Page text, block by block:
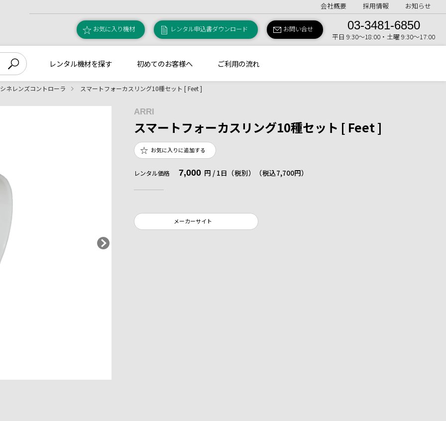
会社概要 採用情報 お知らせ
お気に入り機材 レンタル申込書ダウンロード お問い合せ 03-3481-6850
平日 9:30〜18:00・土曜 9:30〜17:00
レンタル機材を探す 初めてのお客様へ ご利用の流れ
シネレンズコントローラ スマートフォーカスリング10種セット [ Feet ]
ARRI
スマートフォーカスリング10種セット [ Feet ]
お気に入りに追加する
レンタル価格 7,000 円 / 1日（税別） （税込7,700円）
メーカーサイト